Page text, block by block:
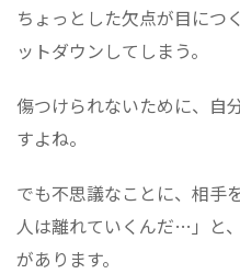
ちょっとした欠点が目につ
ットダウンしてしまう。
傷つけられないために、自
すよね。
でも不思議なことに、相手
人は離れていくんだ…」と
があります。